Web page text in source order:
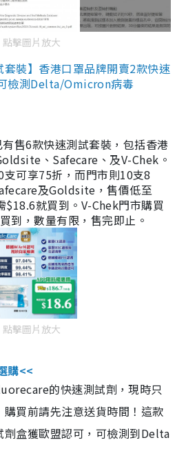
點擊圖片放大
裝】香港口罩品牌開賣2款快速
檢測Delta/Omicron病毒
售6款快速測試套裝，包括香港
、Safecare、及V-Chek。
可享75折，而門市則10支8
及Goldsite，售價低至
$18.6就買到。V-Chek門市購買
到，數量有限，售完即止。
點擊圖片放大
購<<
的快速測試劑，現時只
買前請先注意送貨時間！這款
劑盒獲歐盟認可，可檢測到Delta